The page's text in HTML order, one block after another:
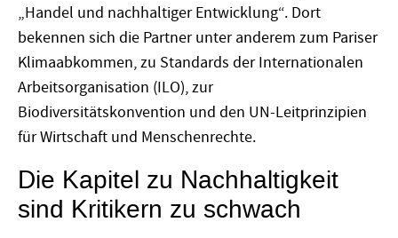
„Handel und nachhaltiger Entwicklung“. Dort
bekennen sich die Partner unter anderem zum Pariser
Klimaabkommen, zu Standards der Internationalen
Arbeitsorganisation (ILO), zur
Biodiversitätskonvention und den UN-Leitprinzipien
für Wirtschaft und Menschenrechte.
Die Kapitel zu Nachhaltigkeit
sind Kritikern zu schwach